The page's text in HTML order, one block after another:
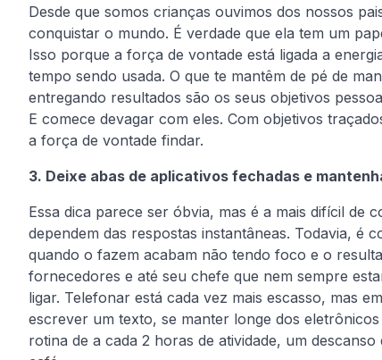
Desde que somos crianças ouvimos dos nossos
conquistar o mundo. É verdade que ela tem um
Isso porque a força de vontade está ligada a
tempo sendo usada. O que te mantêm de pé de
entregando resultados são os seus objetivos
E comece devagar com eles. Com objetivos
a força de vontade findar.
3. Deixe abas de aplicativos fechadas e
Essa dica parece ser óbvia, mas é a mais difícil de
dependem das respostas instantâneas. Todavia, é
quando o fazem acabam não tendo foco e o
fornecedores e até seu chefe que nem sempre
ligar. Telefonar está cada vez mais escasso, mas
escrever um texto, se manter longe dos
rotina de a cada 2 horas de atividade, um